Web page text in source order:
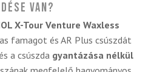
van?
X-Tour Venture Waxless
famagot és AR Plus csúszdát
a csúszda gyantázása nélkül